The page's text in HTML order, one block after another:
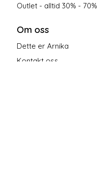
Outlet - alltid 30% - 70%
Om oss
Dette er Arnika
Kontakt oss